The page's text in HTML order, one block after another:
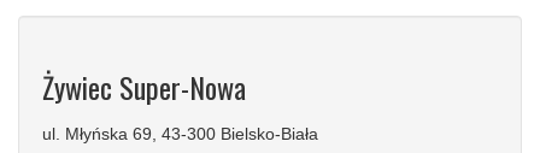
Żywiec Super-Nowa
ul. Młyńska 69, 43-300 Bielsko-Biała